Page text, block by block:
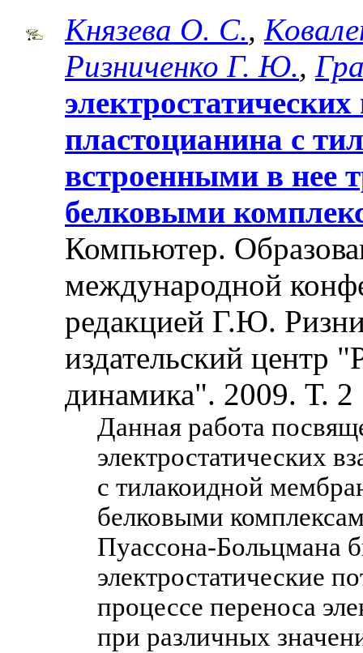
Князева О. С.,
Ризниченко Г. Ю.,
пластоцианина с
встроенными в нее
белковыми
Компьютер.
международной
редакцией Г.Ю.
издательский центр
динамика". 2009. Т. 2
Данная работа
электростатических
с тилакоидной
белковыми
Пуассона-Больцмана
электростатические
процессе переноса
при различных